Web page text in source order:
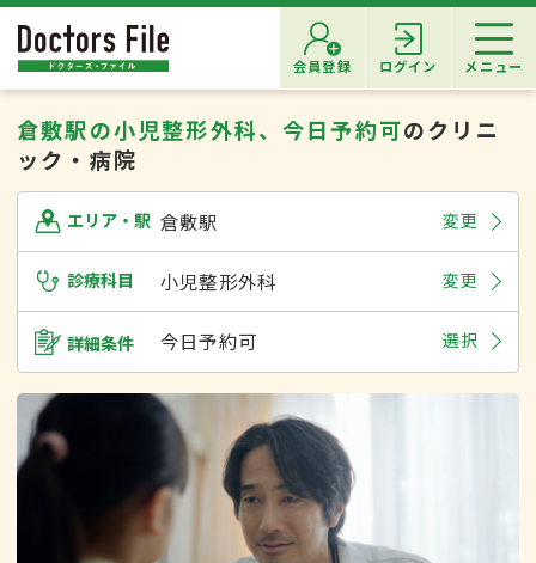
会員登録 ログイン メニュー
倉敷駅の小児整形外科、今日予約可のクリニ
ック・病院
エリア・駅 倉敷駅 変更
診療科目 小児整形外科 変更
詳細条件 今日予約可 選択